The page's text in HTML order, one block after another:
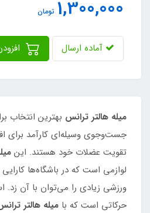
1,300,000 تومان
آماده ارسال
میله هالتر ترانس بهترین انتخاب
جست‌وجوی وسیله‌ای کارآمد برای
تقویت عضلات خود هستند. این
لوازمی است که در باشگاه‌ها
ورزشی زیادی را می‌توان با آن زد.
حرکاتی است که با میله هالتر